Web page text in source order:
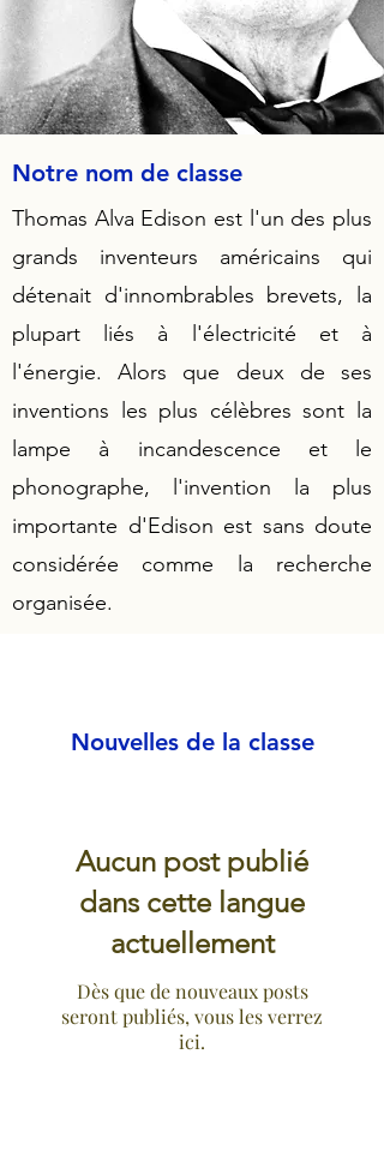
Notre nom de classe
Thomas Alva Edison est l'un des plus
grands inventeurs américains qui
détenait d'innombrables brevets, la
plupart liés à l'électricité et à
l'énergie. Alors que deux de ses
inventions les plus célèbres sont la
lampe à incandescence et le
phonographe, l'invention la plus
importante d'Edison est sans doute
considérée comme la recherche
organisée.
Nouvelles de la classe
Aucun post publié
dans cette langue
actuellement
Dès que de nouveaux posts
seront publiés, vous les verrez
ici.